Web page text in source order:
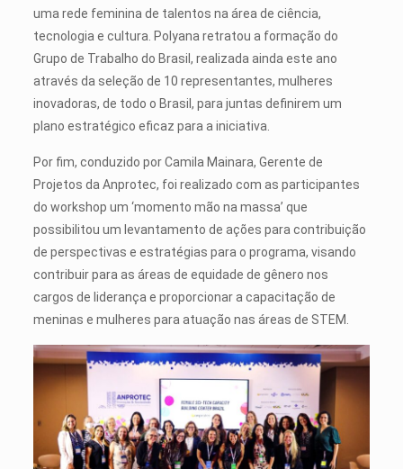
uma rede feminina de talentos na área de ciência,
tecnologia e cultura. Polyana retratou a formação do
Grupo de Trabalho do Brasil, realizada ainda este ano
através da seleção de 10 representantes, mulheres
inovadoras, de todo o Brasil, para juntas definirem um
plano estratégico eficaz para a iniciativa.
Por fim, conduzido por Camila Mainara, Gerente de
Projetos da Anprotec, foi realizado com as participantes
do workshop um ‘momento mão na massa’ que
possibilitou um levantamento de ações para contribuição
de perspectivas e estratégias para o programa, visando
contribuir para as áreas de equidade de gênero nos
cargos de liderança e proporcionar a capacitação de
meninas e mulheres para atuação nas áreas de STEM.